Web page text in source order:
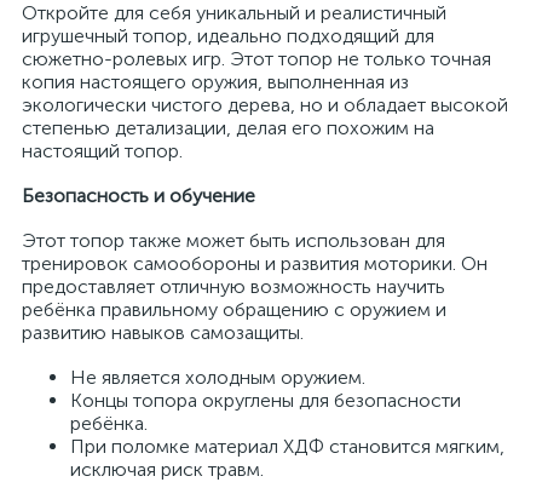
Откройте для себя уникальный и реалистичный
игрушечный топор, идеально подходящий для
сюжетно-ролевых игр. Этот топор не только точная
копия настоящего оружия, выполненная из
экологически чистого дерева, но и обладает высокой
степенью детализации, делая его похожим на
настоящий топор.
Безопасность и обучение
Этот топор также может быть использован для
тренировок самообороны и развития моторики. Он
предоставляет отличную возможность научить
ребёнка правильному обращению с оружием и
развитию навыков самозащиты.
Не является холодным оружием.
Концы топора округлены для безопасности
ребёнка.
При поломке материал ХДФ становится мягким,
исключая риск травм.